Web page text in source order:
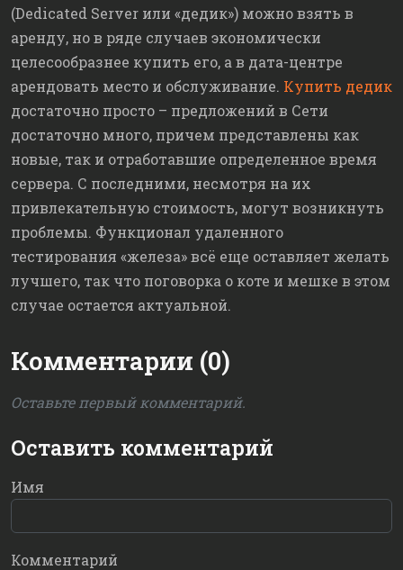
(Dedicated Server или «дедик») можно взять в
аренду, но в ряде случаев экономически
целесообразнее купить его, а в дата-центре
арендовать место и обслуживание. Купить дедик
достаточно просто – предложений в Сети
достаточно много, причем представлены как
новые, так и отработавшие определенное время
сервера. С последними, несмотря на их
привлекательную стоимость, могут возникнуть
проблемы. Функционал удаленного
тестирования «железа» всё еще оставляет желать
лучшего, так что поговорка о коте и мешке в этом
случае остается актуальной.
Комментарии (0)
Оставьте первый комментарий.
Оставить комментарий
Имя
Комментарий